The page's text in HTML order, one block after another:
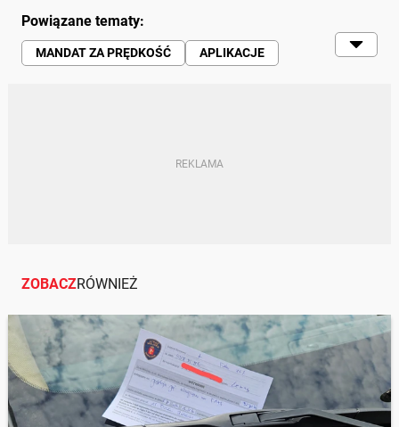
Powiązane tematy:
MANDAT ZA PRĘDKOŚĆ
APLIKACJE
ZOBACZRÓWNIEŻ